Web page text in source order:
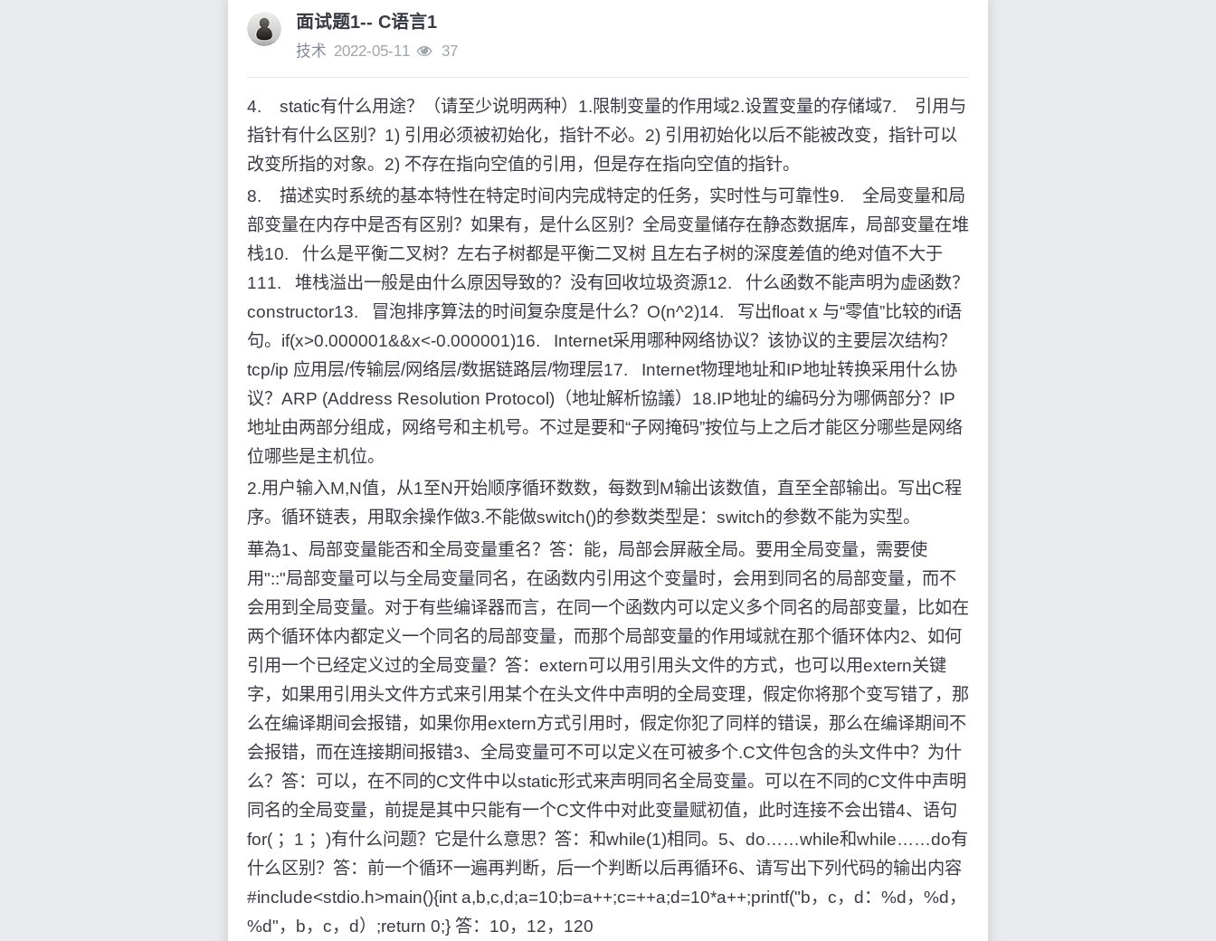
面试题1-- C语言1
技术 2022-05-11 37
4. static有什么用途？（请至少说明两种）1.限制变量的作用域2.设置变量的存储域7. 引用与
指针有什么区别？1) 引用必须被初始化，指针不必。2) 引用初始化以后不能被改变，指针可以
改变所指的对象。2) 不存在指向空值的引用，但是存在指向空值的指针。
8. 描述实时系统的基本特性在特定时间内完成特定的任务，实时性与可靠性9. 全局变量和局
部变量在内存中是否有区别？如果有，是什么区别？全局变量储存在静态数据库，局部变量在堆
栈10. 什么是平衡二叉树？左右子树都是平衡二叉树 且左右子树的深度差值的绝对值不大于
111. 堆栈溢出一般是由什么原因导致的？没有回收垃圾资源12. 什么函数不能声明为虚函数？
constructor13. 冒泡排序算法的时间复杂度是什么？O(n^2)14. 写出float x 与“零值”比较的if语
句。if(x>0.000001&&x<-0.000001)16. Internet采用哪种网络协议？该协议的主要层次结构？
tcp/ip 应用层/传输层/网络层/数据链路层/物理层17. Internet物理地址和IP地址转换采用什么协
议？ARP (Address Resolution Protocol)（地址解析協議）18.IP地址的编码分为哪俩部分？IP
地址由两部分组成，网络号和主机号。不过是要和“子网掩码”按位与上之后才能区分哪些是网络
位哪些是主机位。
2.用户输入M,N值，从1至N开始顺序循环数数，每数到M输出该数值，直至全部输出。写出C程
序。循环链表，用取余操作做3.不能做switch()的参数类型是：switch的参数不能为实型。
華為1、局部变量能否和全局变量重名？答：能，局部会屏蔽全局。要用全局变量，需要使
用"::"局部变量可以与全局变量同名，在函数内引用这个变量时，会用到同名的局部变量，而不
会用到全局变量。对于有些编译器而言，在同一个函数内可以定义多个同名的局部变量，比如在
两个循环体内都定义一个同名的局部变量，而那个局部变量的作用域就在那个循环体内2、如何
引用一个已经定义过的全局变量？答：extern可以用引用头文件的方式，也可以用extern关键
字，如果用引用头文件方式来引用某个在头文件中声明的全局变理，假定你将那个变写错了，那
么在编译期间会报错，如果你用extern方式引用时，假定你犯了同样的错误，那么在编译期间不
会报错，而在连接期间报错3、全局变量可不可以定义在可被多个.C文件包含的头文件中？为什
么？答：可以，在不同的C文件中以static形式来声明同名全局变量。可以在不同的C文件中声明
同名的全局变量，前提是其中只能有一个C文件中对此变量赋初值，此时连接不会出错4、语句
for( ；1 ；)有什么问题？它是什么意思？答：和while(1)相同。5、do……while和while……do有
什么区别？答：前一个循环一遍再判断，后一个判断以后再循环6、请写出下列代码的输出内容
#include<stdio.h>main(){int a,b,c,d;a=10;b=a++;c=++a;d=10*a++;printf("b，c，d：%d，%d，
%d"，b，c，d）;return 0;} 答：10，12，120